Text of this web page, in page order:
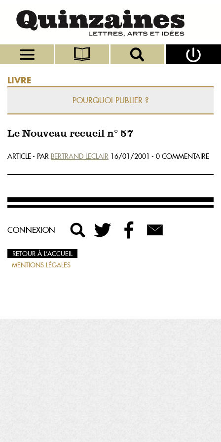
LIVRE
POURQUOI PUBLIER ?
Le Nouveau recueil n° 57
ARTICLE - PAR BERTRAND LECLAIR 16/01/2001 - 0 COMMENTAIRE
CONNEXION
RETOUR À L’ACCUEIL
MENTIONS LÉGALES